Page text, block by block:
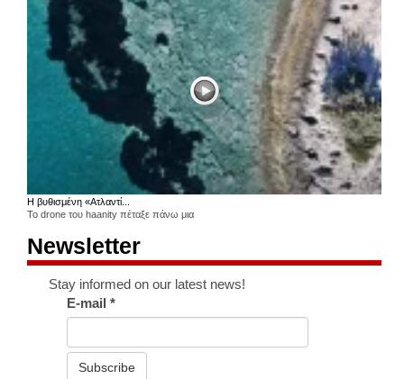
Η βυθισμένη «Ατλαντί...
Το drone του haanity πέταξε πάνω μια
Newsletter
Stay informed on our latest news!
E-mail*
Subscribe